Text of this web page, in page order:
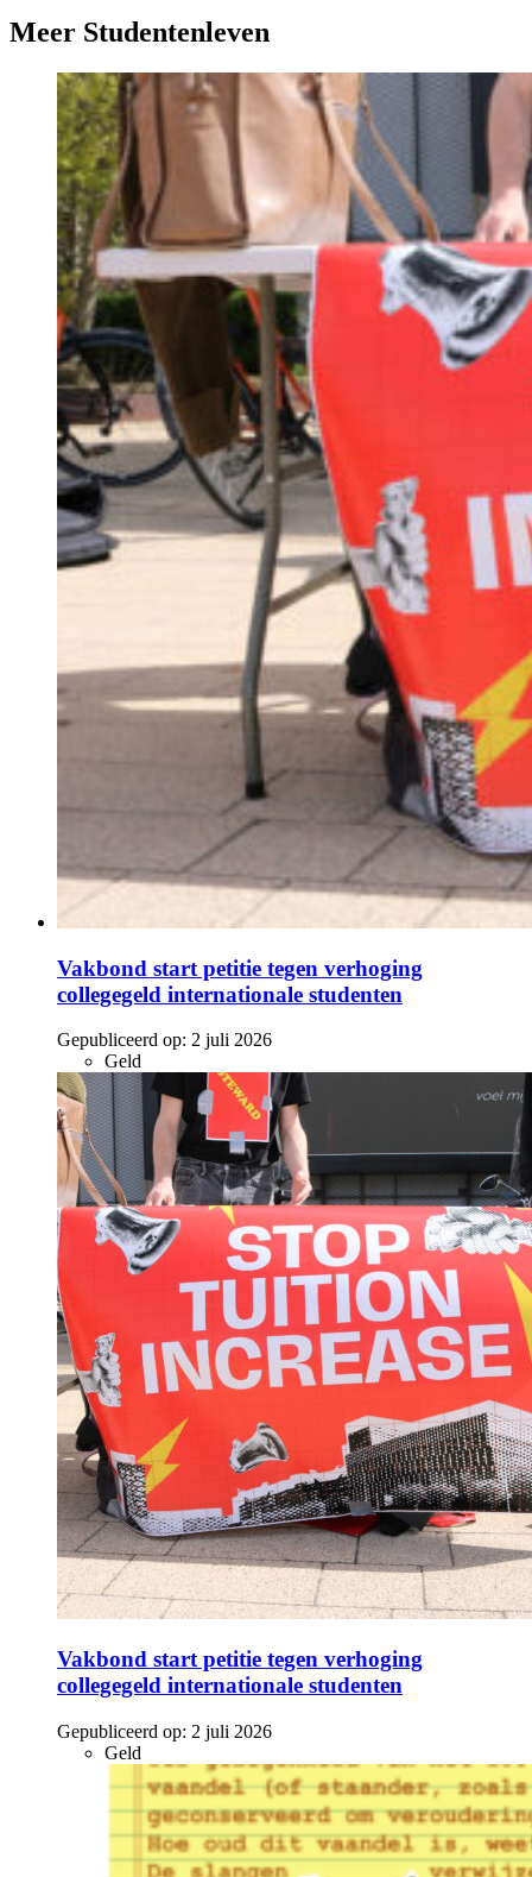
Meer Studentenleven
Vakbond start petitie tegen verhoging
collegegeld internationale studenten
Gepubliceerd op: 2 juli 2026
Geld
Vakbond start petitie tegen verhoging
collegegeld internationale studenten
Gepubliceerd op: 2 juli 2026
Geld